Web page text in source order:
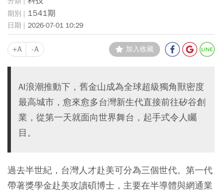
1541期
2026-07-01 10:29
+A -A 加入收藏
AI浪潮推動下，舊金山成為全球超級獨角獸密度
最高城市，愈來愈多台灣新生代直接前往矽谷創
業，從第一天就面向世界舞台，起手式令人矚
目。
過去半世紀，台灣人才赴美可分為三個世代。第一代
帶著獎學金赴美攻讀碩博士，主要在半導體與網通業